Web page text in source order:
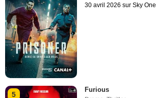
30 avril 2026 sur Sky One
5
Furious